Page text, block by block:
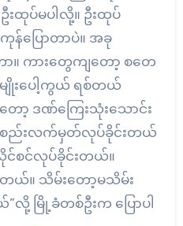
းထုပ်မပါလို့။ ဦးထုပ်
ပြောတာပဲ။ အခု
ာ။ ကားတွေကျတော့ စတေ
ျိုးပေါ့ကွယ် ရစ်တယ်
ော့ ဒဏ်ကြေးသုံးသောင်း
စည်းလက်မှတ်လုပ်ခိုင်းတယ်
စင်လုပ်ခိုင်းတယ်။
တယ်။ သိမ်းတော့မသိမ်း
လို့ မြို့ခံတစ်ဦးက ပြောပါ